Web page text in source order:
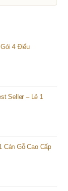
4 Điếu
Seller – Lẻ 1
Cán Gỗ Cao Cấp